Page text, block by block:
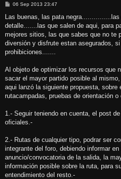
M
n
a
j
e
06 Sep 2013 23:47
Las buenas, las pata
detalle.......las que salen de aqui, para
mejores sitios, las que sabes que no te
diversión y disfrute estan asegurados,
prohibiciones.......
Al objeto de optimizar los recursos que
sacar el mayor partido posible al
aqui lanzó la siguiente propuesta,
rutacampadas, pruebas de orientación
1.- Seguir teniendo en cuenta, el post
oficiales.-
2.- Rutas de cualquier tipo, podrar ser
integrante del foro, debiendo informar
anuncio/convocatoria de la salida, la
información posible sobre la ruta, para
entendimiento del resto.-